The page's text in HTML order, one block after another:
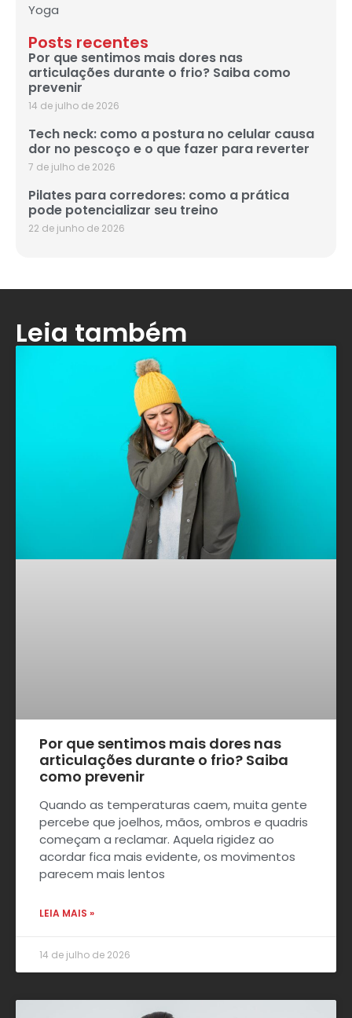
Yoga
Posts recentes
Por que sentimos mais dores nas
articulações durante o frio? Saiba como
prevenir
14 de julho de 2026
Tech neck: como a postura no celular causa
dor no pescoço e o que fazer para reverter
7 de julho de 2026
Pilates para corredores: como a prática
pode potencializar seu treino
22 de junho de 2026
Leia também
Por que sentimos mais dores nas
articulações durante o frio? Saiba
como prevenir
Quando as temperaturas caem, muita gente
percebe que joelhos, mãos, ombros e quadris
começam a reclamar. Aquela rigidez ao
acordar fica mais evidente, os movimentos
parecem mais lentos
LEIA MAIS »
14 de julho de 2026